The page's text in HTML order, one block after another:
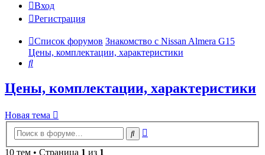
Вход
Регистрация
Список форумов Знакомство с Nissan Almera G15
Цены, комплектации, характеристики
Поиск
Цены, комплектации, характеристики
Новая тема
Поиск
10 тем • Страница 1 из 1